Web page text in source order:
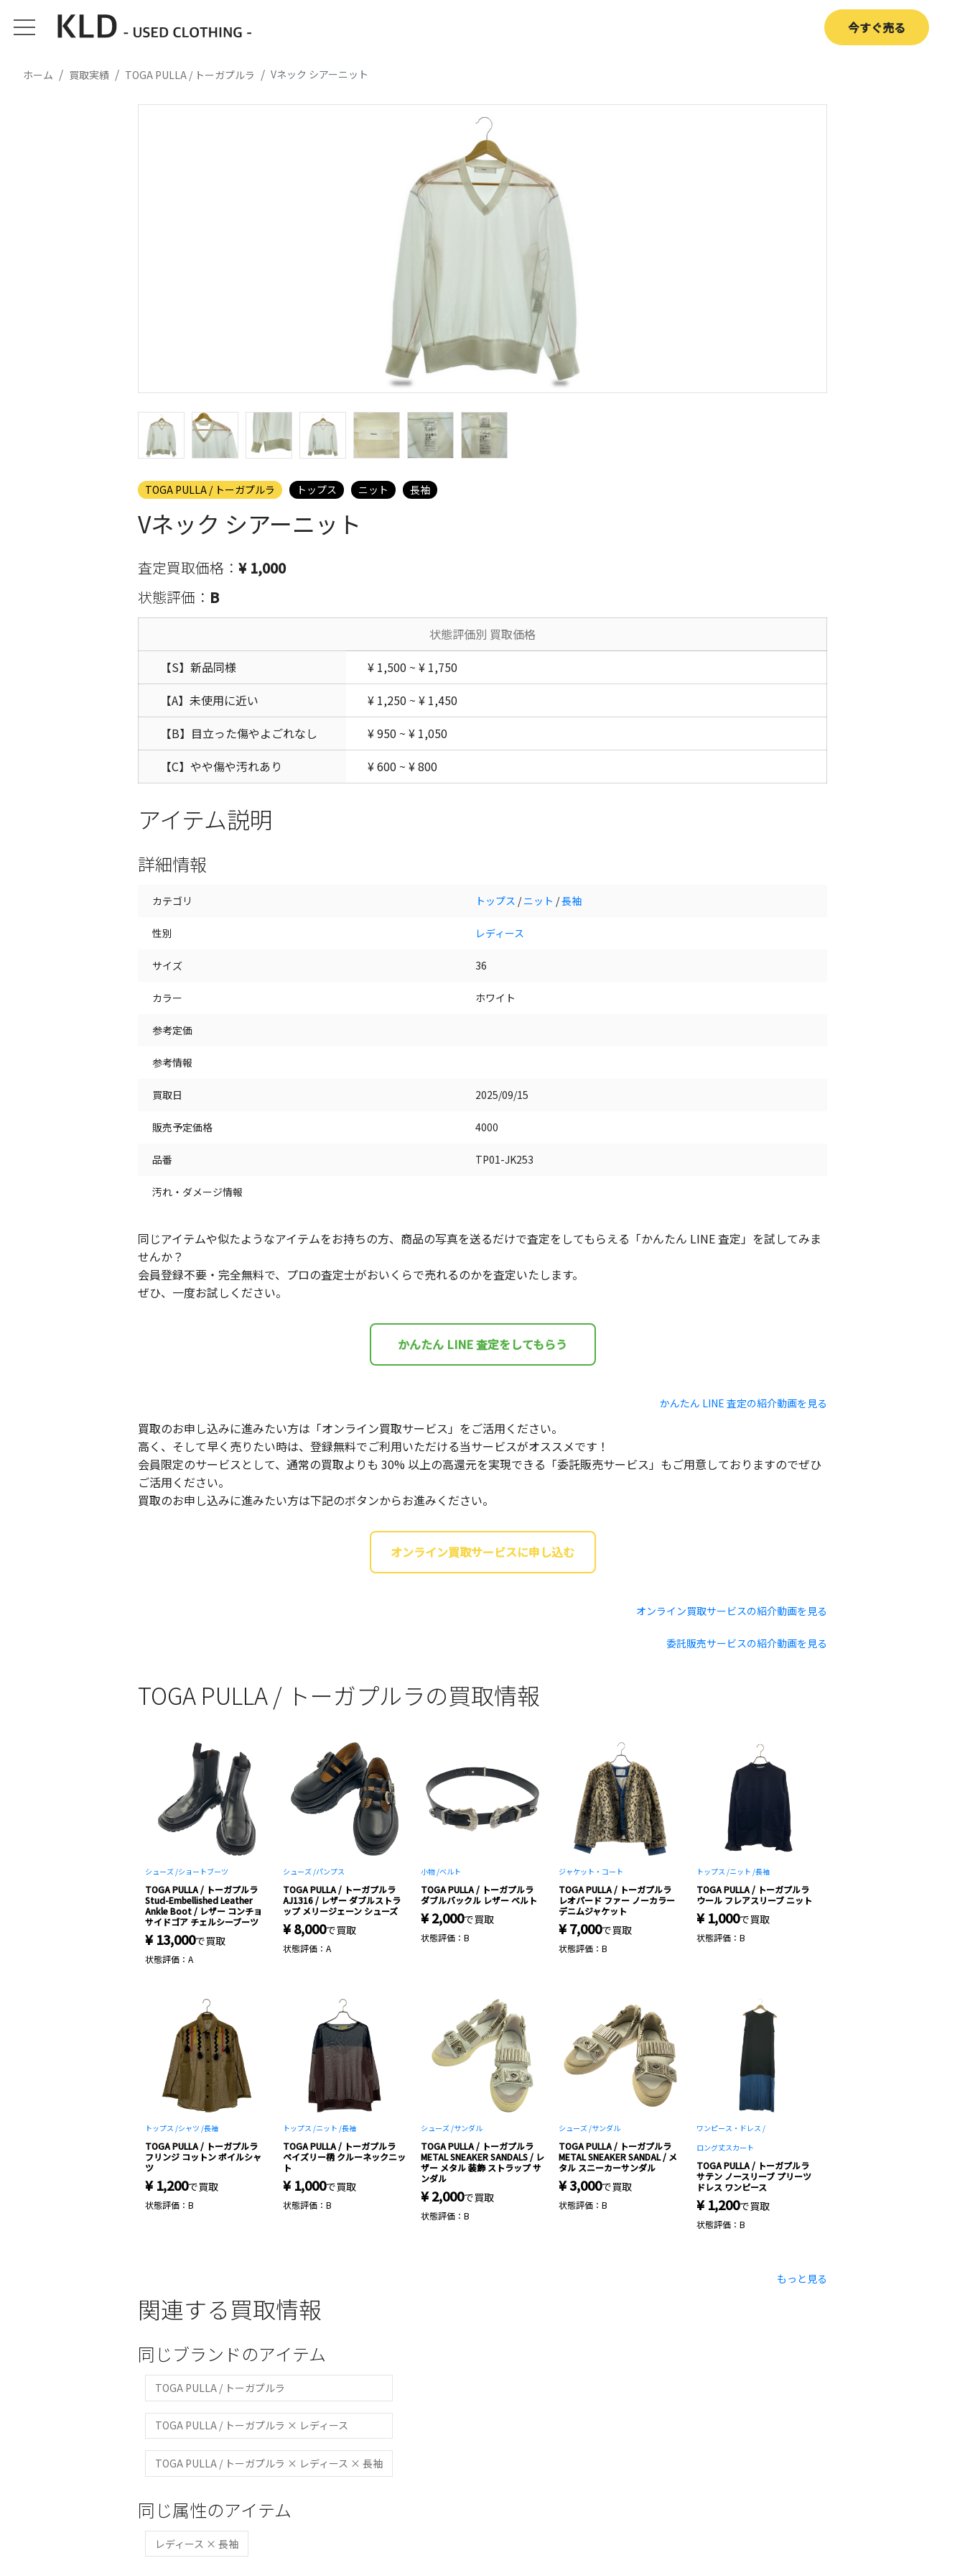
今すぐ売る
ホーム 買取実績 TOGA PULLA / トーガプルラ Vネック シアーニット
TOGA PULLA / トーガプルラ トップス ニット 長袖
Vネック シアーニット
査定買取価格： ¥ 1,000
状態評価： B
状態評価別 買取価格
【S】新品同様
¥ 1,500 ~ ¥ 1,750
【A】未使用に近い
¥ 1,250 ~ ¥ 1,450
【B】目立った傷やよごれなし
¥ 950 ~ ¥ 1,050
【C】やや傷や汚れあり
¥ 600 ~ ¥ 800
アイテム説明
詳細情報
カテゴリ トップス /ニット /長袖
性別 レディース
サイズ 36
カラー ホワイト
参考定価
参考情報
買取日 2025/09/15
販売予定価格 4000
品番 TP01-JK253
汚れ・ダメージ情報
同じアイテムや似たようなアイテムをお持ちの方、商品の写真を送るだけで査定をしてもらえる「かんたん LINE 査定」を試してみま
せんか？
会員登録不要・完全無料で、プロの査定士がおいくらで売れるのかを査定いたします。
ぜひ、一度お試しください。
かんたん LINE 査定をしてもらう
かんたん LINE 査定の紹介動画を見る
買取のお申し込みに進みたい方は「オンライン買取サービス」をご活用ください。
高く、そして早く売りたい時は、登録無料でご利用いただける当サービスがオススメです！
会員限定のサービスとして、通常の買取よりも 30% 以上の高還元を実現できる「委託販売サービス」もご用意しておりますのでぜひ
ご活用ください。
買取のお申し込みに進みたい方は下記のボタンからお進みください。
オンライン買取サービスに申し込む
オンライン買取サービスの紹介動画を見る
委託販売サービスの紹介動画を見る
TOGA PULLA / トーガプルラの買取情報
シューズ /ショートブーツ
TOGA PULLA / トーガプルラ
Stud-Embellished Leather
Ankle Boot / レザー コンチョ
サイドゴア チェルシーブーツ
¥ 13,000で買取
状態評価：A
シューズ /パンプス
TOGA PULLA / トーガプルラ
AJ1316 / レザー ダブルストラ
ップ メリージェーン シューズ
¥ 8,000で買取
状態評価：A
小物 /ベルト
TOGA PULLA / トーガプルラ
ダブルバックル レザー ベルト
¥ 2,000で買取
状態評価：B
ジャケット・コート
TOGA PULLA / トーガプルラ
レオパード ファー ノーカラー
デニムジャケット
¥ 7,000で買取
状態評価：B
トップス /ニット /長袖
TOGA PULLA / トーガプルラ
ウール フレアスリーブ ニット
¥ 1,000で買取
状態評価：B
トップス /シャツ /長袖
TOGA PULLA / トーガプルラ
フリンジ コットン ボイルシャ
ツ
¥ 1,200で買取
状態評価：B
トップス /ニット /長袖
TOGA PULLA / トーガプルラ
ペイズリー柄 クルーネックニッ
ト
¥ 1,000で買取
状態評価：B
シューズ /サンダル
TOGA PULLA / トーガプルラ
METAL SNEAKER SANDALS / レ
ザー メタル 装飾 ストラップ サ
ンダル
¥ 2,000で買取
状態評価：B
シューズ /サンダル
TOGA PULLA / トーガプルラ
METAL SNEAKER SANDAL / メ
タル スニーカーサンダル
¥ 3,000で買取
状態評価：B
ワンピース・ドレス /
ロング丈スカート
TOGA PULLA / トーガプルラ
サテン ノースリーブ プリーツ
ドレス ワンピース
¥ 1,200で買取
状態評価：B
もっと見る
関連する買取情報
同じブランドのアイテム
TOGA PULLA / トーガプルラ
TOGA PULLA / トーガプルラ × レディース
TOGA PULLA / トーガプルラ × レディース × 長袖
同じ属性のアイテム
レディース × 長袖